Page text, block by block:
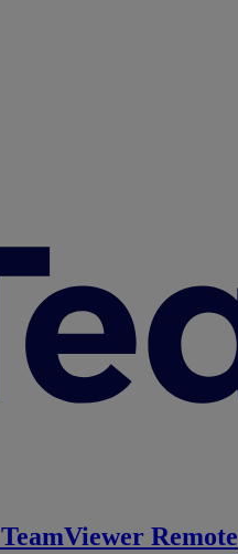
TeamViewer Remote